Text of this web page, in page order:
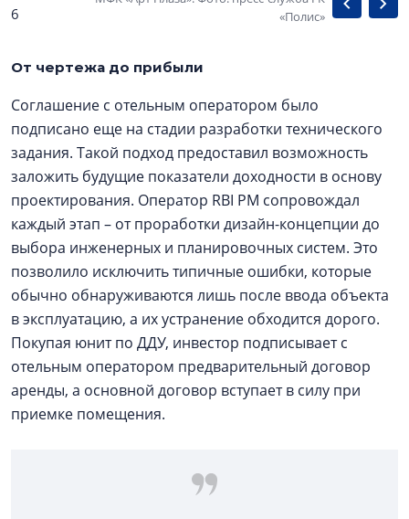
6
«Полис»
От чертежа до прибыли
Соглашение с отельным оператором было
подписано еще на стадии разработки технического
задания. Такой подход предоставил возможность
заложить будущие показатели доходности в основу
проектирования. Оператор RBI PM сопровождал
каждый этап – от проработки дизайн-концепции до
выбора инженерных и планировочных систем. Это
позволило исключить типичные ошибки, которые
обычно обнаруживаются лишь после ввода объекта
в эксплуатацию, а их устранение обходится дорого.
Покупая юнит по ДДУ, инвестор подписывает с
отельным оператором предварительный договор
аренды, а основной договор вступает в силу при
приемке помещения.